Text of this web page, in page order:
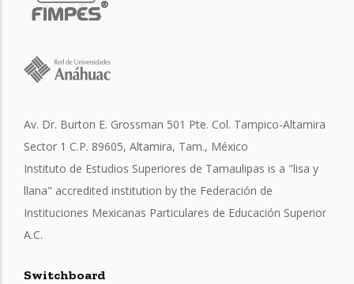
Av. Dr. Burton E. Grossman 501 Pte. Col. Tampico-Altamira
Sector 1 C.P. 89605, Altamira, Tam., México
Instituto de Estudios Superiores de Tamaulipas is a "lisa y
llana" accredited institution by the Federación de
Instituciones Mexicanas Particulares de Educación Superior
A.C.
Switchboard